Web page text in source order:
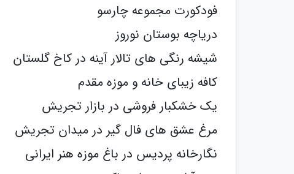
فودکورت مجموعه چارسو
دریاچه بوستان نوروز
شیشه رنگی های تالار آینه در کاخ گلستان
کافه زیبای خانه و موزه مقدم
یک خشکبار فروشی در بازار تجریش
مرغ عشق های فال گیر در میدان تجریش
نگارخانه پردیس در باغ موزه هنر ایرانی